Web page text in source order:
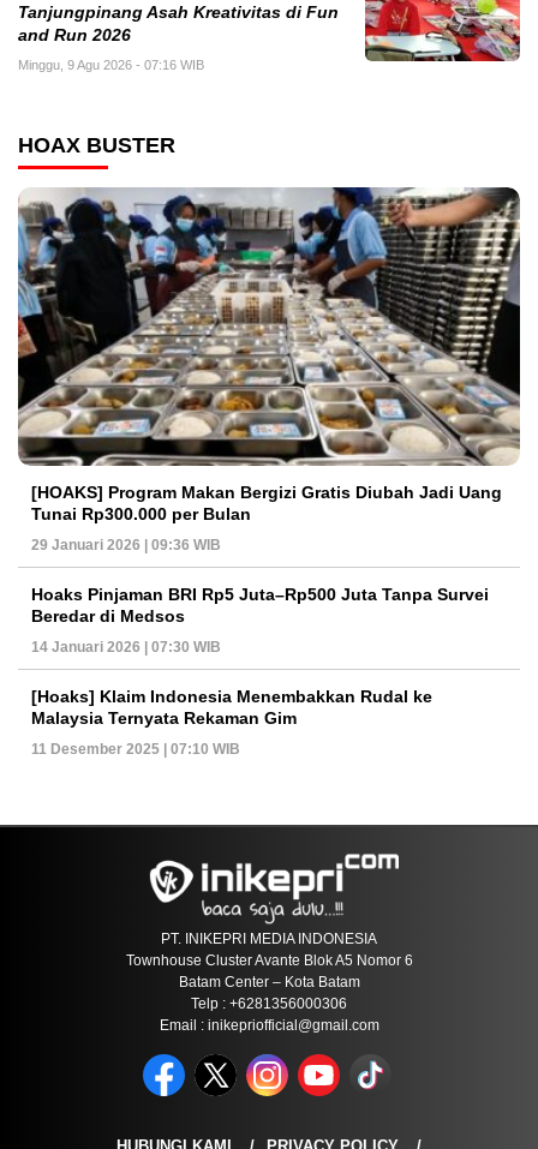
Tanjungpinang Asah Kreativitas di Fun
and Run 2026
Minggu, 9 Agu 2026 - 07:16 WIB
HOAX BUSTER
[HOAKS] Program Makan Bergizi Gratis Diubah Jadi Uang
Tunai Rp300.000 per Bulan
29 Januari 2026 | 09:36 WIB
Hoaks Pinjaman BRI Rp5 Juta–Rp500 Juta Tanpa Survei
Beredar di Medsos
14 Januari 2026 | 07:30 WIB
[Hoaks] Klaim Indonesia Menembakkan Rudal ke
Malaysia Ternyata Rekaman Gim
11 Desember 2025 | 07:10 WIB
PT. INIKEPRI MEDIA INDONESIA
Townhouse Cluster Avante Blok A5 Nomor 6
Batam Center – Kota Batam
Telp : +6281356000306
Email : inikepriofficial@gmail.com